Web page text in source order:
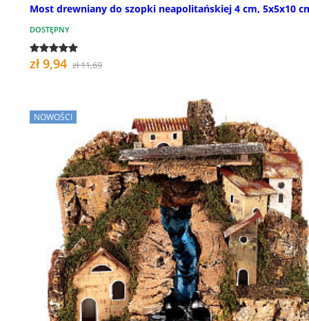
Most drewniany do szopki neapolitańskiej 4 cm, 5x5x10
DOSTĘPNY
zł 9,94 zł 11,69
NOWOŚCI